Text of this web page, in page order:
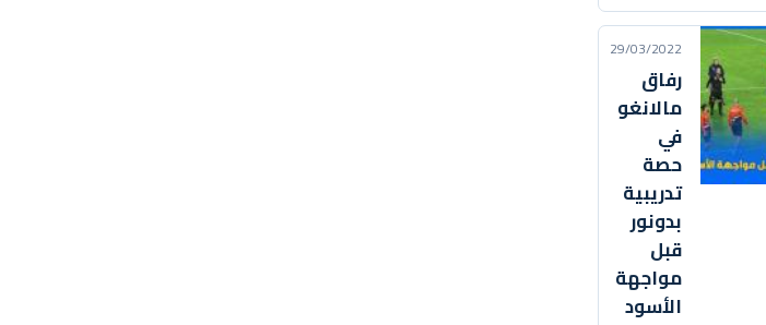
29/03/2022
رفاق
مالانغو
في
حصة
تدريبية
بدونور
قبل
مواجهة
الأسود